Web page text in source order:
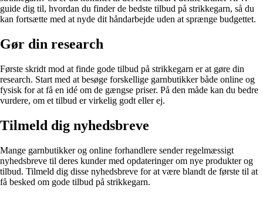
guide dig til, hvordan du finder de bedste tilbud på strikkegarn, så du
kan fortsætte med at nyde dit håndarbejde uden at sprænge budgettet.
Gør din research
Første skridt mod at finde gode tilbud på strikkegarn er at gøre din
research. Start med at besøge forskellige garnbutikker både online og
fysisk for at få en idé om de gængse priser. På den måde kan du bedre
vurdere, om et tilbud er virkelig godt eller ej.
Tilmeld dig nyhedsbreve
Mange garnbutikker og online forhandlere sender regelmæssigt
nyhedsbreve til deres kunder med opdateringer om nye produkter og
tilbud. Tilmeld dig disse nyhedsbreve for at være blandt de første til at
få besked om gode tilbud på strikkegarn.